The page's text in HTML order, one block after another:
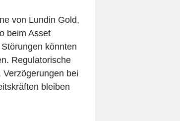
von Lundin Gold,
beim Asset
könnten
Regulatorische
bei
bleiben